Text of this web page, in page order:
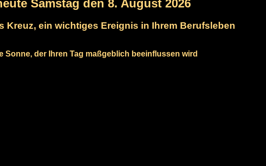
Samstag den 8. August 2026
Kreuz, ein wichtiges Ereignis in Ihrem Berufsleben
Sonne, der Ihren Tag maßgeblich beeinflussen wird